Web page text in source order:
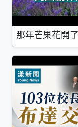
那年芒果花開了